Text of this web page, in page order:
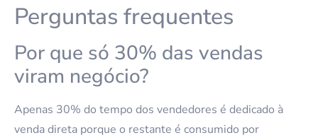
Perguntas frequentes
Por que só 30% das vendas
viram negócio?
Apenas 30% do tempo dos vendedores é dedicado à
venda direta porque o restante é consumido por